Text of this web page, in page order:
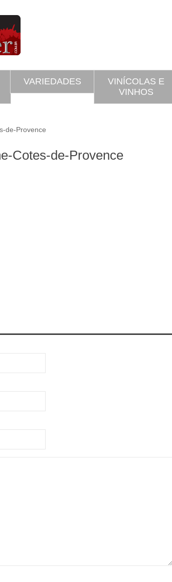
VARIEDADES
VINÍCOLAS E
VINHOS
de-Provence
Cotes-de-Provence